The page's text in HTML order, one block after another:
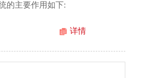
的主要作用如下:
详情